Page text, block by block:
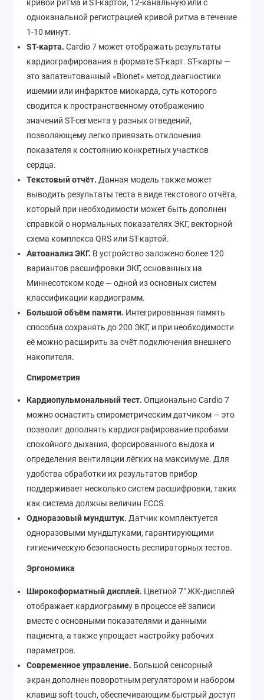
кривой ритма и ST-картой, 12-канальную или с
одноканальной регистрацией кривой ритма в течение
1-10 минут.
ST-карта. Cardio 7 может отображать результаты
кардиографирования в формате ST-карт. ST-карты —
это запатентованный «Bionet» метод диагностики
ишемии или инфарктов миокарда, суть которого
сводится к пространственному отображению
значений ST-сегмента у разных отведений,
позволяющему легко привязать отклонения
показателя к состоянию конкретных участков
сердца.
Текстовый отчёт. Данная модель также может
выводить результаты теста в виде текстового отчёта,
который при необходимости может быть дополнен
справкой о нормальных показателях ЭКГ, векторной
схема комплекса QRS или ST-картой.
Автоанализ ЭКГ. В устройство заложено более 120
вариантов расшифровки ЭКГ, основанных на
Миннесотском коде — одной из основных систем
классификации кардиограмм.
Большой объём памяти. Интегрированная память
способна сохранять до 200 ЭКГ, и при необходимости
её можно расширить за счёт подключения внешнего
накопителя.
Спирометрия
Кардиопульмональный тест. Опционально Cardio 7
можно оснастить спирометрическим датчиком — это
позволит дополнять кардиографирование пробами
спокойного дыхания, форсированного выдоха и
определения вентиляции лёгких на максимуме. Для
удобства обработки их результатов прибор
поддерживает несколько систем расшифровки, таких
как система должны величин ECCS.
Одноразовый мундштук. Датчик комплектуется
одноразовыми мундштуками, гарантирующими
гигиеническую безопасность респираторных тестов.
Эргономика
Широкоформатный дисплей. Цветной 7″ ЖК-дисплей
отображает кардиограмму в процессе её записи
вместе с основными показателями и данными
пациента, а также упрощает настройку рабочих
параметров.
Современное управление. Большой сенсорный
экран дополнен поворотным регулятором и набором
клавиш soft-touch, обеспечивающим быстрый доступ